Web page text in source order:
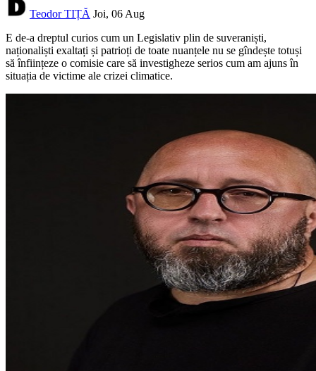
Teodor TIȚĂ Joi, 06 Aug
E de-a dreptul curios cum un Legislativ plin de suveraniști,
naționaliști exaltați și patrioți de toate nuanțele nu se gîndește totuși
să înființeze o comisie care să investigheze serios cum am ajuns în
situația de victime ale crizei climatice.